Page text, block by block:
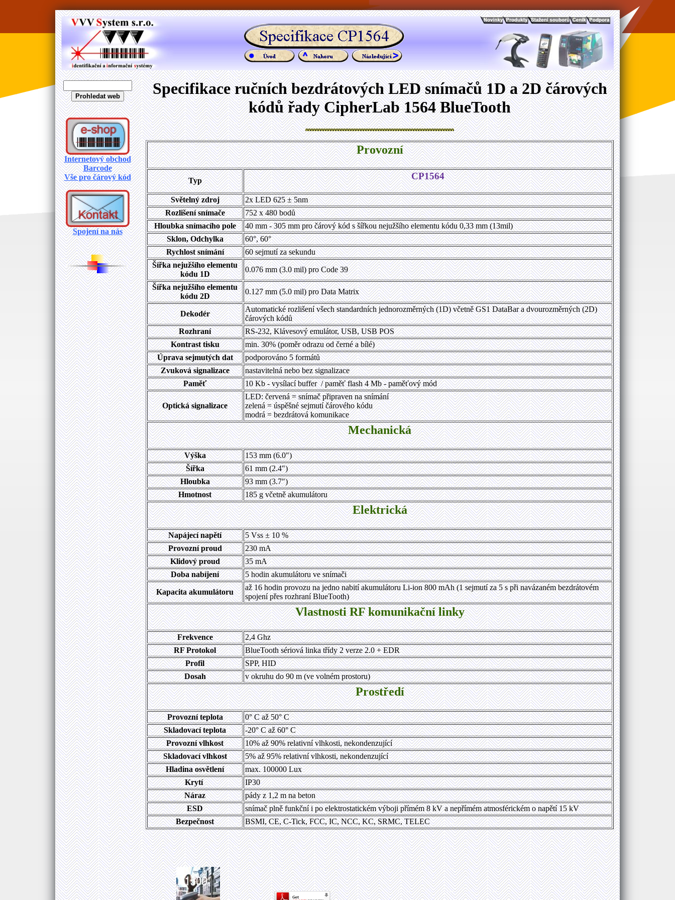
Internetový obchod
Barcode
Vše pro čárový kód
Spojení na nás
Specifikace ručních bezdrátových LED snímačů 1D a 2D čárových
kódů řady CipherLab 1564 BlueTooth
Provozní
Typ CP1564
Světelný zdroj
2x LED 625 ± 5nm
Rozlišení snímače
752 x 480 bodů
Hloubka snímacího pole
40 mm - 305 mm pro čárový kód s šířkou nejužšího elementu kódu 0,33 mm (13mil)
Sklon, Odchylka
60°, 60°
Rychlost snímání
60 sejmutí za sekundu
Šířka nejužšího elementu
kódu 1D
0.076 mm (3.0 mil) pro Code 39
Šířka nejužšího elementu
kódu 2D
0.127 mm (5.0 mil) pro Data Matrix
Dekodér
Automatické rozlišení všech standardních jednorozměrných (1D) včetně GS1 DataBar a dvourozměrných (2D)
čárových kódů
Rozhraní
RS-232, Klávesový emulátor, USB, USB POS
Kontrast tisku
min. 30% (poměr odrazu od černé a bílé)
Úprava sejmutých dat
podporováno 5 formátů
Zvuková signalizace
nastavitelná nebo bez signalizace
Paměť
10 Kb - vysílací buffer / paměť flash 4 Mb - paměťový mód
Optická signalizace
LED: červená = snímač připraven na snímání
zelená = úspěšné sejmutí čárového kódu
modrá = bezdrátová komunikace
Mechanická
Výška
153 mm (6.0")
Šířka
61 mm (2.4")
Hloubka
93 mm (3.7")
Hmotnost
185 g včetně akumulátoru
Elektrická
Napájecí napětí
5 Vss ± 10 %
Provozní proud
230 mA
Klidový proud
35 mA
Doba nabíjení
5 hodin akumulátoru ve snímači
Kapacita akumulátoru
až 16 hodin provozu na jedno nabití akumulátoru Li-ion 800 mAh(1 sejmutí za 5 s při navázaném bezdrátovém
spojenípřes rozhraní BlueTooth)
Vlastnosti RF komunikační linky
Frekvence
2,4 Ghz
RF Protokol
BlueTooth sériová linka třídy 2 verze 2.0 + EDR
Profil
SPP, HID
Dosah
v okruhu do 90 m (ve volném prostoru)
Prostředí
Provozní teplota
0° C až 50° C
Skladovací teplota
-20° C až 60° C
Provozní vlhkost
10% až 90% relativní vlhkosti, nekondenzující
Skladovací vlhkost
5% až 95% relativní vlhkosti, nekondenzující
Hladina osvětlení
max. 100000 Lux
Krytí
IP30
Náraz
pády z 1,2 m na beton
ESD
snímač plně funkční i po elektrostatickém výboji přímém 8 kV a nepřímém atmosférickém o napětí 15 kV
Bezpečnost
BSMI, CE, C-Tick, FCC, IC, NCC, KC, SRMC, TELEC